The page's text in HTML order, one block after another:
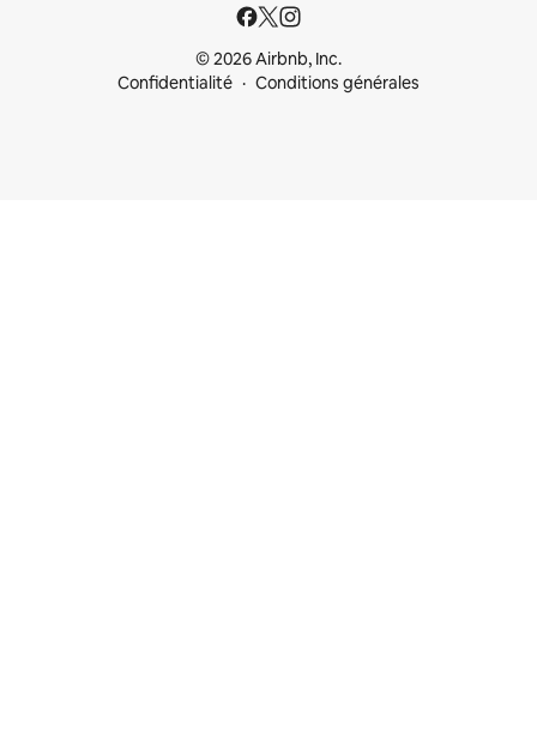
© 2026 Airbnb, Inc.
Confidentialité
Conditions générales